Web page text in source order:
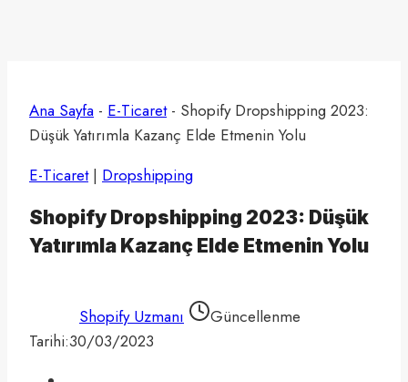
Ana Sayfa - E-Ticaret- Shopify Dropshipping 2023:
Düşük Yatırımla Kazanç Elde Etmenin Yolu
E-Ticaret| Dropshipping
Shopify Dropshipping 2023: Düşük
Yatırımla Kazanç Elde Etmenin Yolu
Shopify Uzmanı
Güncellenme
Tarihi:30/03/2023